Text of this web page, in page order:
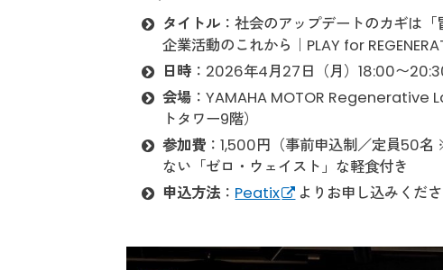
タイトル ：社会のアップデートのカギは
企業活動のこれから｜PLAY for
日時 ：2026年4月27日（月）18:00〜
会場 ：YAMAHA MOTOR Regenerative
トタワー9階）
参加費 ：1,500円（事前申込制／定員50
ない「ゼロ・ウェイスト」な軽食付き
申込方法 ： Peatix よりお申し込みくださ